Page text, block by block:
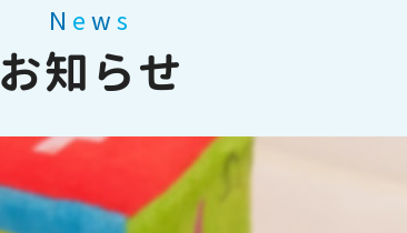
お知らせ
N ews